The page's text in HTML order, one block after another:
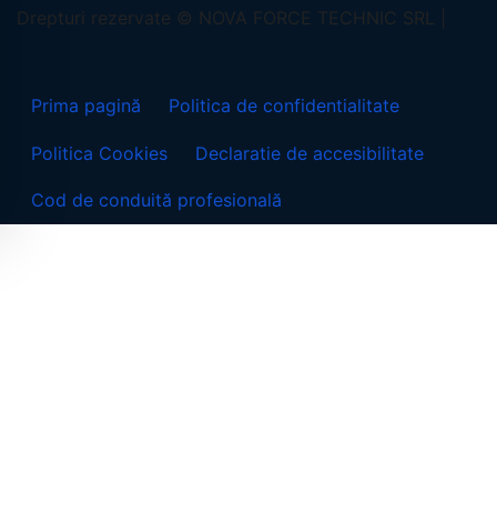
Prima pagină Politica de confidentialitate
Politica Cookies Declaratie de accesibilitate
Cod de conduită profesională